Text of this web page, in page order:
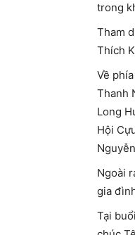
trong
Tham
Thích
Về
Thanh
Long
Hội
Ngoài
gia
Tại